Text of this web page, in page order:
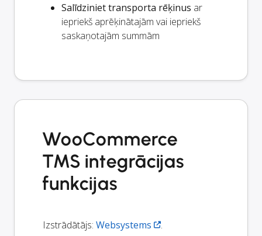
Salīdziniet transporta rēķinus ar
iepriekš aprēķinātajām vai iepriekš
saskaņotajām summām
WooCommerce
TMS integrācijas
funkcijas
Izstrādātājs: Websystems
.